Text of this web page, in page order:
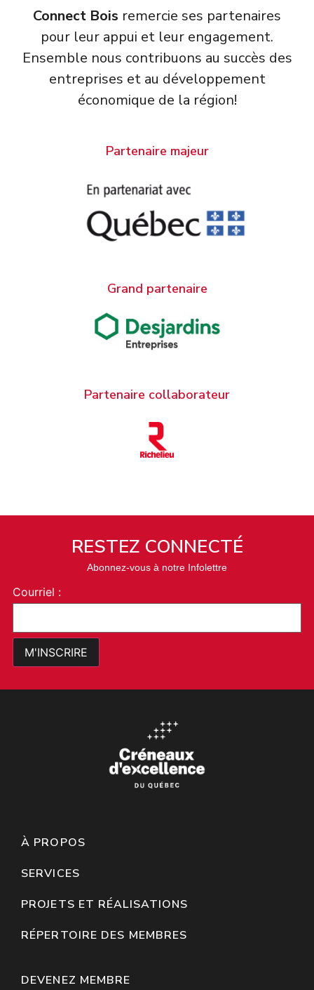
Connect Bois remercie ses partenaires
pour leur appui et leur engagement.
Ensemble nous contribuons au succès des
entreprises et au développement
économique de la région!
Partenaire majeur
Grand partenaire
Partenaire collaborateur
À PROPOS
SERVICES
PROJETS ET RÉALISATIONS
RÉPERTOIRE DES MEMBRES
DEVENEZ MEMBRE
RESTEZ CONNECTÉ
Abonnez-vous à notre Infolettre
Courriel :